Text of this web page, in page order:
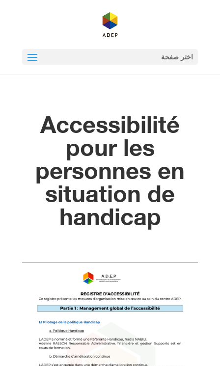
اختر صفحة
Accessibilité
pour les
personnes en
situation de
handicap